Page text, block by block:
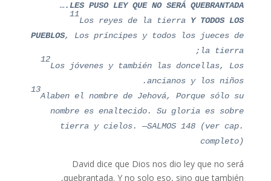
LES PUSO LEY QUE NO SERÁ QUEBRANTADA.
…
11
Los reyes de la tierra Y TODOS LOS
PUEBLOS, Los príncipes y todos los jueces de
la tierra;
12
Los jóvenes y también las doncellas, Los
ancianos y los niños.
13
Alaben el nombre de Jehová, Porque sólo su
nombre es enaltecido. Su gloria es sobre
tierra y cielos. —SALMOS 148 (ver cap.
completo)
David dice que Dios nos dio ley que no será
quebrantada. Y no solo eso, sino que también,